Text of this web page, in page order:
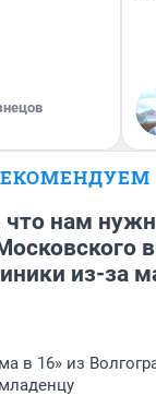
что нам
из-за
в 16» из